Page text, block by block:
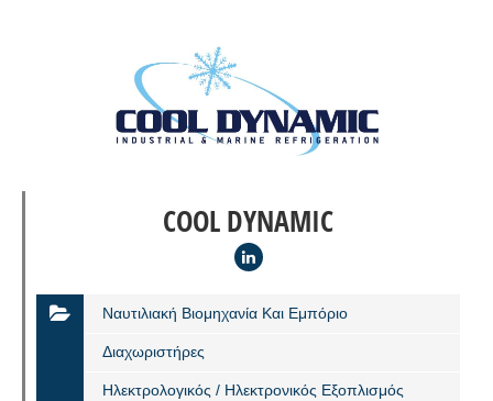
COOL DYNAMIC
Ναυτιλιακή Βιομηχανία Και Εμπόριο
Διαχωριστήρες
Ηλεκτρολογικός / Ηλεκτρονικός Εξοπλισμός